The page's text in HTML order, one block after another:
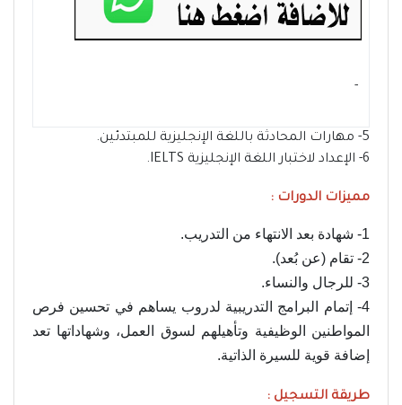
- ‏
5- مهارات المحادثة باللغة الإنجليزية للمبتدئين.
6- الإعداد لاختبار اللغة الإنجليزية IELTS.
مميزات الدورات :
1- شهادة بعد الانتهاء من التدريب.
2- تقام (عن بُعد).
3- للرجال والنساء.
4- إتمام البرامج التدريبية لدروب يساهم في تحسين فرص
المواطنين الوظيفية وتأهيلهم لسوق العمل، وشهاداتها تعد
إضافة قوية للسيرة الذاتية.
طريقة التسجيل :